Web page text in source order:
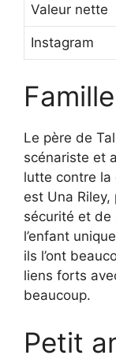
Valeur nette
Instagram
Famille
Le père de
scénariste et
lutte contre la
est Una Riley,
sécurité et de
l’enfant
ils l’ont
liens forts
beaucoup.
Petit